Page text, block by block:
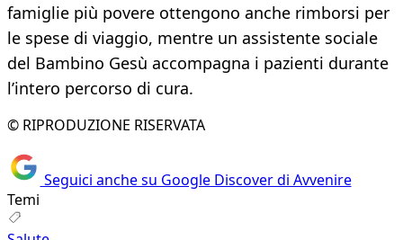
famiglie più povere ottengono anche rimborsi per
le spese di viaggio, mentre un assistente sociale
del Bambino Gesù accompagna i pazienti durante
l’intero percorso di cura.
© RIPRODUZIONE RISERVATA
Seguici anche su Google Discover di Avvenire
Temi